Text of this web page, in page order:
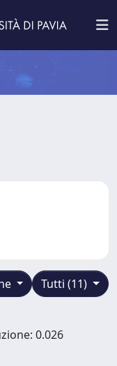
Tutti (11)
0.026